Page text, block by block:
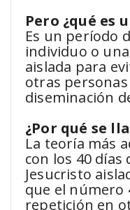
Pero ¿qué es
Es un período
individuo o
aislada para
otras
diseminación
¿Por qué se
La teoría más
con los 40
Jesucristo
que el número
repetición en